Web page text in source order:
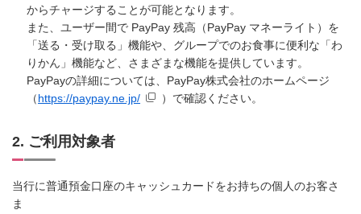
からチャージすることが可能となります。
また、ユーザー間で PayPay 残高（PayPay マネーライト）を
「送る・受け取る」機能や、グループでのお食事に便利な「わ
りかん」機能など、さまざまな機能を提供しています。
PayPayの詳細については、PayPay株式会社のホームページ
（https://paypay.ne.jp/ ）で確認ください。
2. ご利用対象者
当行に普通預金口座のキャッシュカードをお持ちの個人のお客さ
ま